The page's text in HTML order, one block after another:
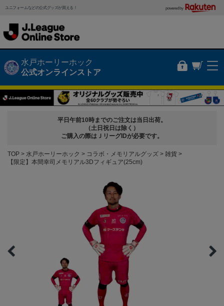
ユニフォームなどの公式グッズが買える！ powered by
水戸ホーリーホック
公式オンラインストア
平日午前10時までのご注文は当日出荷。
（土日祝日は除く）
ご購入の際はＪリーグIDが必要です。
TOP 水戸ホーリーホック コラボ・メモリアルグッズ
雑貨
【限定】本間幸司メモリアル3Dフィギュア(25cm)